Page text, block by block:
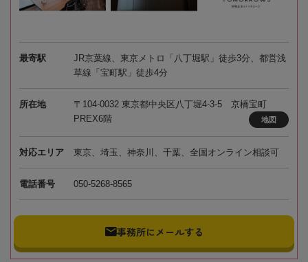
最寄駅
JR京葉線、東京メトロ「八丁堀駅」徒歩3分、都営浅
草線「宝町駅」徒歩4分
所在地
〒104-0032 東京都中央区八丁堀4-3-5 京橋宝町
PREX6階
地図
対応エリア 東京、埼玉、神奈川、千葉、全国オンライン相談可
電話番号 050-5268-8565
事務所にメールする